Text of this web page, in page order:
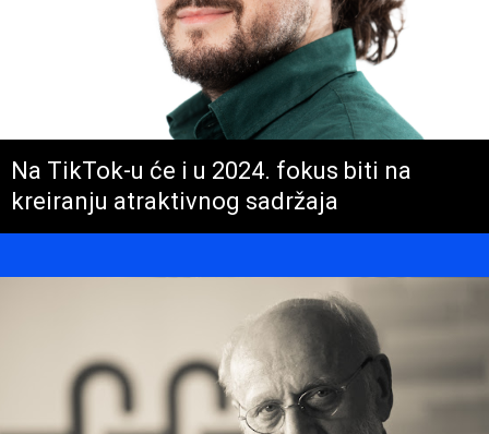
Na TikTok-u će i u 2024. fokus biti na
kreiranju atraktivnog sadržaja